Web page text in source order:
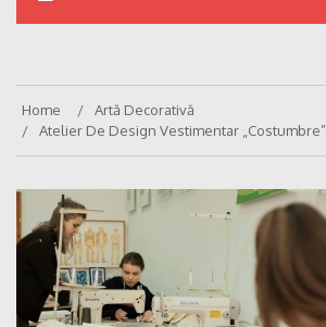
Home
Artă Decorativă
Atelier De Design Vestimentar „Costumbre”